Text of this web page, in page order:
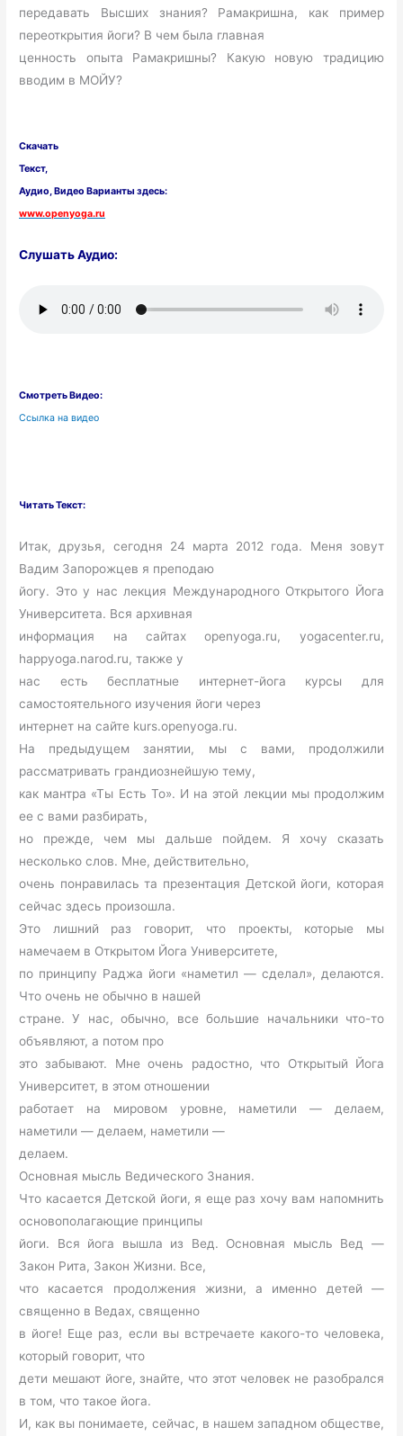
передавать Высших знания? Рамакришна, как пример
переоткрытия йоги? В чем была главная
ценность опыта Рамакришны? Какую новую традицию
вводим в МОЙУ?
Скачать
Текст,
Аудио, Видео Варианты здесь:
www.openyoga.ru
Слушать Аудио:
Смотреть Видео:
Ссылка на видео
Читать Текст:
Итак, друзья, сегодня 24 марта 2012 года. Меня зовут
Вадим Запорожцев я преподаю
йогу. Это у нас лекция Международного Открытого Йога
Университета. Вся архивная
информация на сайтах openyoga.ru, yogacenter.ru,
happyoga.narod.ru, также у
нас есть бесплатные интернет-йога курсы для
самостоятельного изучения йоги через
интернет на сайте kurs.openyoga.ru.
На предыдущем занятии, мы с вами, продолжили
рассматривать грандиознейшую тему,
как мантра «Ты Есть То». И на этой лекции мы продолжим
ее с вами разбирать,
но прежде, чем мы дальше пойдем. Я хочу сказать
несколько слов. Мне, действительно,
очень понравилась та презентация Детской йоги, которая
сейчас здесь произошла.
Это лишний раз говорит, что проекты, которые мы
намечаем в Открытом Йога Университете,
по принципу Раджа йоги «наметил — сделал», делаются.
Что очень не обычно в нашей
стране. У нас, обычно, все большие начальники что-то
объявляют, а потом про
это забывают. Мне очень радостно, что Открытый Йога
Университет, в этом отношении
работает на мировом уровне, наметили — делаем,
наметили — делаем, наметили —
делаем.
Основная мысль Ведического Знания.
Что касается Детской йоги, я еще раз хочу вам напомнить
основополагающие принципы
йоги. Вся йога вышла из Вед. Основная мысль Вед —
Закон Рита, Закон Жизни. Все,
что касается продолжения жизни, а именно детей —
священно в Ведах, священно
в йоге! Еще раз, если вы встречаете какого-то человека,
который говорит, что
дети мешают йоге, знайте, что этот человек не разобрался
в том, что такое йога.
И, как вы понимаете, сейчас, в нашем западном обществе,